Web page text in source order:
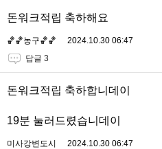
돈워크적립 축하해요
🏀🏀농구🏀🏀
2024.10.30 06:47
답글 3
돈워크적립 축하합니데이
19분 눌러드렸습니데이
미사강변도시
2024.10.30 06:47